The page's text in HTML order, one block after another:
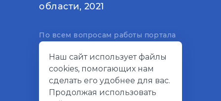
области, 2021
По всем вопросам работы портала
электронный адрес
support@socialkompas.ru
Наш сайт использует файлы
cookies, помогающих нам
сделать его удобнее для вас.
Продолжая использовать